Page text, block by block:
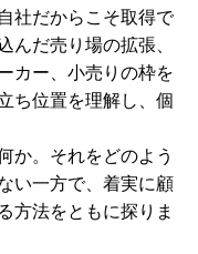
社だからこそ取得で
んだ売り場の拡張、
カー、小売りの枠を
ち位置を理解し、個
か。それをどのよう
い一方で、着実に顧
方法をともに探りま